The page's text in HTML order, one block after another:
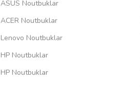
ASUS Noutbuklar
ACER Noutbuklar
Lenovo Noutbuklar
HP Noutbuklar
HP Noutbuklar